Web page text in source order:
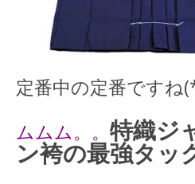
定番中の定番ですね
ムムム。。 特織ジ
ン袴の最強タッ